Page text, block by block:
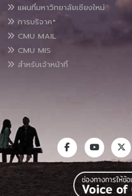
แผนที่มหาวิทยาลัยเชียงใหม่
การบริจาค*
CMU MAIL
CMU MIS
สำหรับเจ้าหน้าที่